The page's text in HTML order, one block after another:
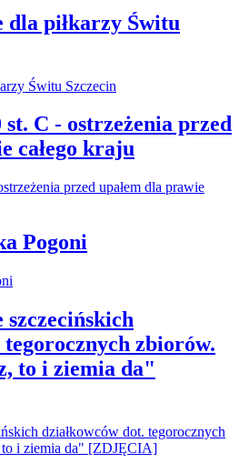
dla piłkarzy Świtu
C - ostrzeżenia przed
całego kraju
Pogoni
szczecińskich
tegorocznych zbiorów.
to i ziemia da"